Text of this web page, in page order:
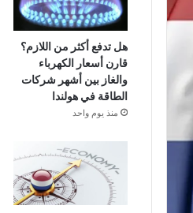
هل تدفع أكثر من اللازم؟
قارن أسعار الكهرباء
والغاز بين أشهر شركات
الطاقة في هولندا
منذ يوم واحد